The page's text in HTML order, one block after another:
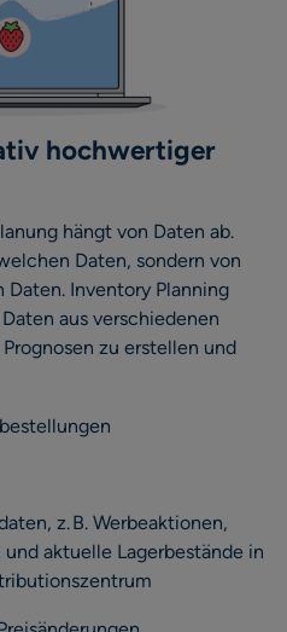
hochwertiger
hängt von Daten ab.
Daten, sondern von
Inventory Planning
aus verschiedenen
zu erstellen und
z. B. Werbeaktionen,
aktuelle Lagerbestände in